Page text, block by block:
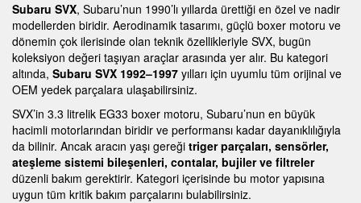
Subaru SVX, Subaru’nun 1990’lı yıllarda ürettiği en özel ve nadir
modellerden biridir. Aerodinamik tasarımı, güçlü boxer motoru ve
dönemin çok ilerisinde olan teknik özellikleriyle SVX, bugün
koleksiyon değeri taşıyan araçlar arasında yer alır. Bu kategori
altında, Subaru SVX 1992–1997 yılları için uyumlu tüm orijinal ve
OEM yedek parçalara ulaşabilirsiniz.
SVX’in 3.3 litrelik EG33 boxer motoru, Subaru’nun en büyük
hacimli motorlarından biridir ve performansı kadar dayanıklılığıyla
da bilinir. Ancak aracın yaşı gereği triger parçaları, sensörler,
ateşleme sistemi bileşenleri, contalar, bujiler ve filtreler
düzenli bakım gerektirir. Kategori içerisinde bu motor yapısına
uygun tüm kritik bakım parçalarını bulabilirsiniz.